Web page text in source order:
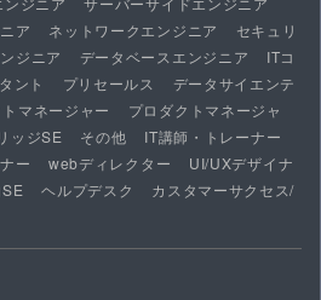
ア ネットワークエンジニア
セキュリ
ジニア データベースエンジニア
ITコ
ント プリセールス
データサイエンテ
マネージャー
プロダクトマネージャ
ッジSE その他
IT講師・トレーナー
ー webディレクター
UI/UXデザイナ
ヘルプデスク
カスタマーサクセス/